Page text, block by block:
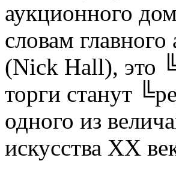
аукционного
словам
(Nick Hall), это
торги станут
одного из
искусства ХХ